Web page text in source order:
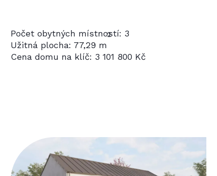
Počet obytných místností: 3
Užitná plocha: 77,29 m
2
Cena domu na klíč: 3 101 800 Kč